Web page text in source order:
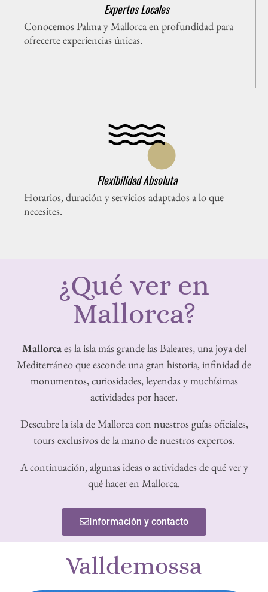
Expertos Locales
Conocemos Palma y Mallorca en profundidad para
ofrecerte experiencias únicas.
Flexibilidad Absoluta
Horarios, duración y servicios adaptados a lo que
necesites.
¿Qué ver en
Mallorca?
Mallorcaes la isla más grande las Baleares, una joya del
Mediterráneo que esconde una gran historia, infinidad de
monumentos, curiosidades, leyendas y muchísimas
actividades por hacer.
Descubre la isla de Mallorca con nuestros guías oficiales,
tours exclusivos de la mano de nuestros expertos.
A continuación, algunas ideas o actividades de qué ver y
qué hacer en Mallorca.
Información y contacto
Valldemossa